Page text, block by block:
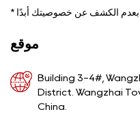
*
موقع
Building 3-4#,
District. Wangzhai
China.